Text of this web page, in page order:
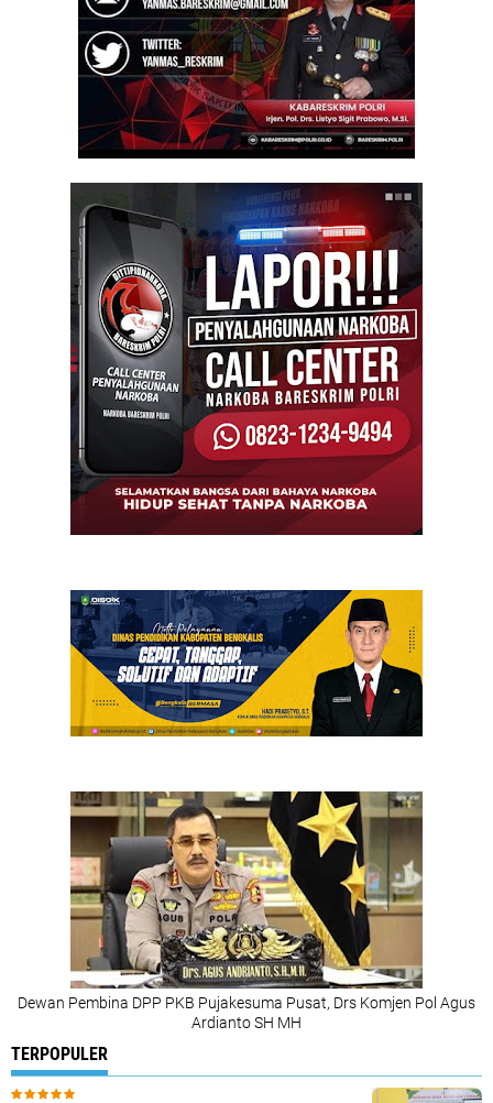
Dewan Pembina DPP PKB Pujakesuma Pusat, Drs Komjen Pol Agus
Ardianto SH MH
TERPOPULER